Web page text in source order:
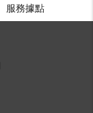
服務據點